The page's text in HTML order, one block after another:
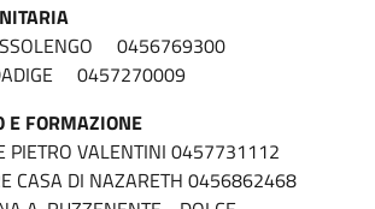
0456769300
0457270009
E FORMAZIONE
PIETRO VALENTINI 0457731112
CASA DI NAZARETH 0456862468